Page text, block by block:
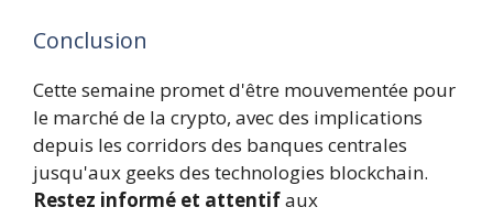
Conclusion
Cette semaine promet d'être mouvementée pour
le marché de la crypto, avec des implications
depuis les corridors des banques centrales
jusqu'aux geeks des technologies blockchain.
Restez informé et attentifaux